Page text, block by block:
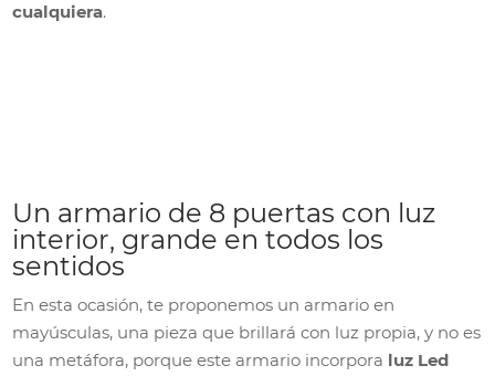
cualquiera.
Un armario de 8 puertas con luz
interior, grande en todos los
sentidos
En esta ocasión, te proponemos un armario en
mayúsculas, una pieza que brillará con luz propia, y no es
una metáfora, porque este armario incorpora luz Led